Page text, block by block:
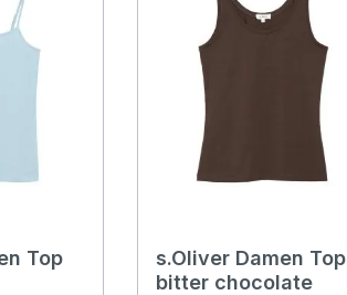
Top
s.Oliver Damen Top
bitter chocolate